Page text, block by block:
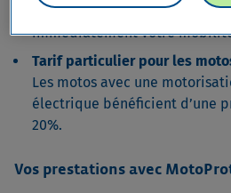
soit votre décision, avec
immédiatement votre
Tarif particulier pour les
Les motos avec une
électrique bénéficient d’une
20%.
Vos prestations avec